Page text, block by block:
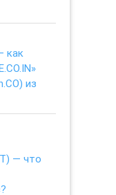
как
из
— что